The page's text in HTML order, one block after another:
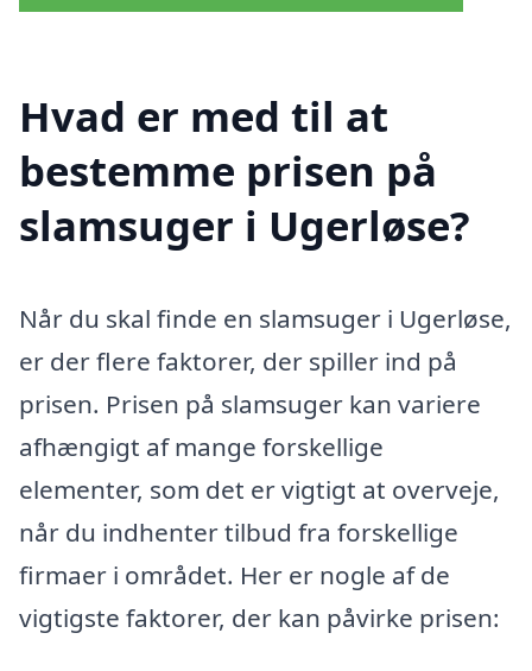
Hvad er med til at
bestemme prisen på
slamsuger i Ugerløse?
Når du skal finde en slamsuger i Ugerløse,
er der flere faktorer, der spiller ind på
prisen. Prisen på slamsuger kan variere
afhængigt af mange forskellige
elementer, som det er vigtigt at overveje,
når du indhenter tilbud fra forskellige
firmaer i området. Her er nogle af de
vigtigste faktorer, der kan påvirke prisen: